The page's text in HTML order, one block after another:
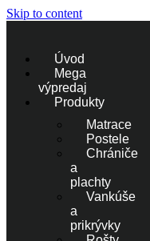
Skip to content
Úvod
Mega
výpredaj
Produkty
Matrace
Postele
Chrániče
a
plachty
Vankúše
a
prikrývky